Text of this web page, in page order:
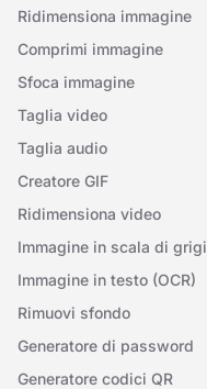
Ridimensiona immagine
Comprimi immagine
Sfoca immagine
Taglia video
Taglia audio
Creatore GIF
Ridimensiona video
Immagine in scala di grigi
Immagine in testo (OCR)
Rimuovi sfondo
Generatore di password
Generatore codici QR